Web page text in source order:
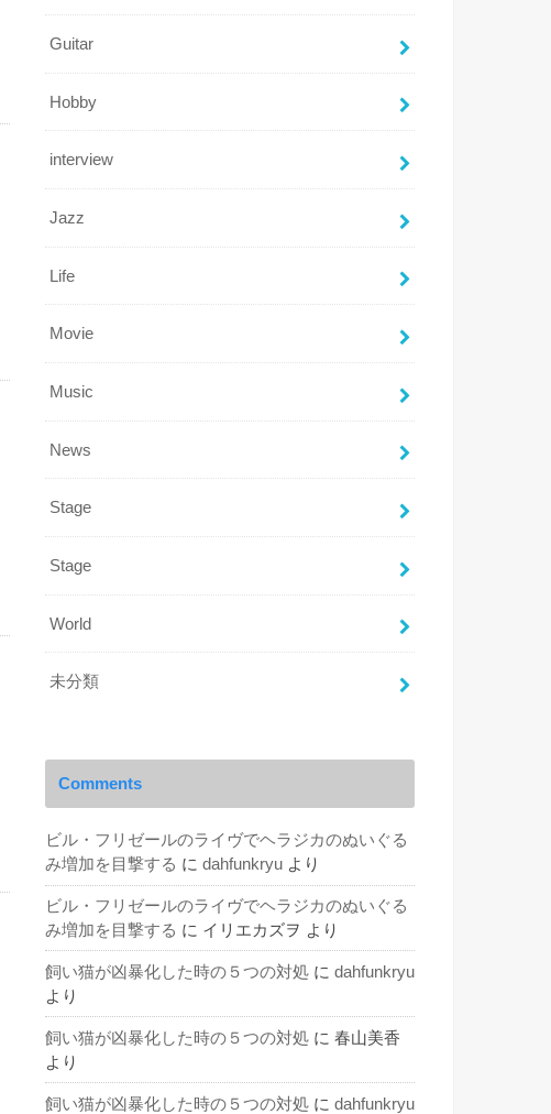
Guitar
Hobby
interview
Jazz
Life
Movie
Music
News
Stage
Stage
World
未分類
Comments
ビル・フリゼールのライヴでヘラジカのぬいぐる
み増加を目撃する に dahfunkryu より
ビル・フリゼールのライヴでヘラジカのぬいぐる
み増加を目撃する に イリエカズヲ より
飼い猫が凶暴化した時の５つの対処 に dahfunkryu
より
飼い猫が凶暴化した時の５つの対処 に 春山美香
より
飼い猫が凶暴化した時の５つの対処 に dahfunkryu